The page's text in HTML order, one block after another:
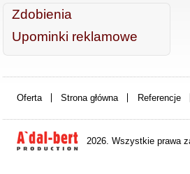
Zdobienia
Upominki reklamowe
Oferta Strona główna Referencje
2026. Wszystkie prawa